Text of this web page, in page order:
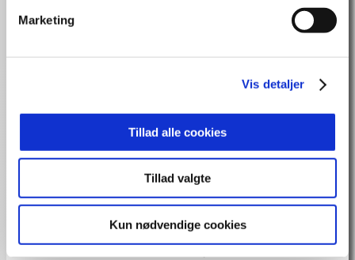
Marketing
Vis detaljer
Tillad alle cookies
Tillad valgte
Kun nødvendige cookies
disrupter deres eksistensgrundlag, så skal de omfavne det
mennesker. Det gør os bange, og det udfordrer vores vaner
ubetydelige små forbedringer frem for banebrydende
bruge, for at sikre en succesfuld forandringsledelse.
Tro og vilje i neurovidenskabens tidsalder
De seneste årtiers forskning i hjernen har afdækket nye sider
udfordrer det også vor selvopfattelse. Hvad er et menneske?